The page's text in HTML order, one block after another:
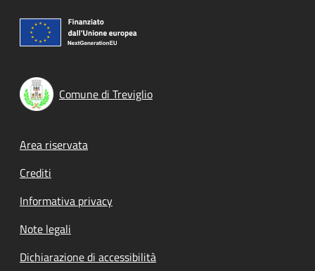
Comune di Treviglio
Footer menu
Area riservata
Crediti
Informativa privacy
Note legali
Dichiarazione di accessibilità